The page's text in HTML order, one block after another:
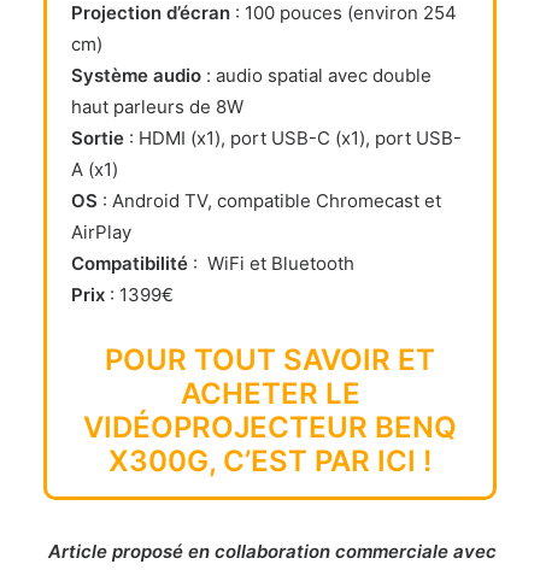
Projection d’écran : 100 pouces (environ 254
cm)
Système audio : audio spatial avec double
haut parleurs de 8W
Sortie : HDMI (x1), port USB-C (x1), port USB-
A (x1)
OS : Android TV, compatible Chromecast et
AirPlay
Compatibilité : WiFi et Bluetooth
Prix : 1399€
POUR TOUT SAVOIR ET
ACHETER LE
VIDÉOPROJECTEUR BENQ
X300G, C’EST PAR ICI !
Article proposé en collaboration commerciale avec